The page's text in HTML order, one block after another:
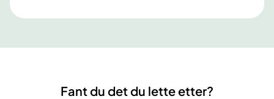
Fant du det du lette etter?